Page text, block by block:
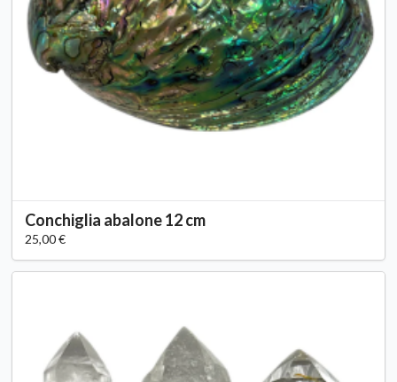
Conchiglia abalone 12 cm
25,00 €